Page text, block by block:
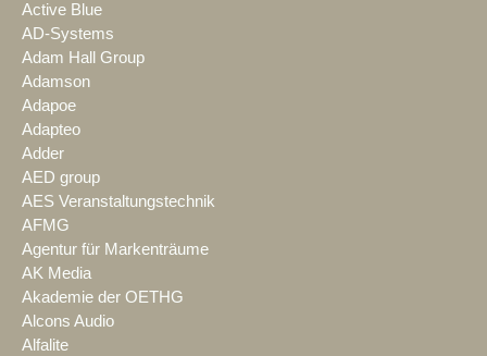
Active Blue
AD-Systems
Adam Hall Group
Adamson
Adapoe
Adapteo
Adder
AED group
AES Veranstaltungstechnik
AFMG
Agentur für Markenträume
AK Media
Akademie der OETHG
Alcons Audio
Alfalite